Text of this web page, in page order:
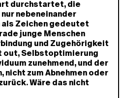
durchstartet, die
nebeneinander
Zeichen gedeutet
junge Menschen
und Zugehörigkeit
out, Selbstoptimierung
zunehmend, und der
nicht zum Abnehmen oder
Wäre das nicht